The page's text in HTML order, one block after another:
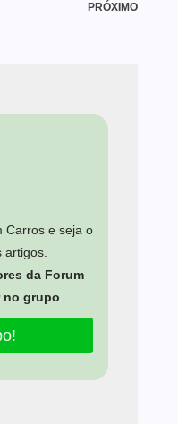
PRÓXIMO
Carros e seja o
artigos.
da Forum
no grupo